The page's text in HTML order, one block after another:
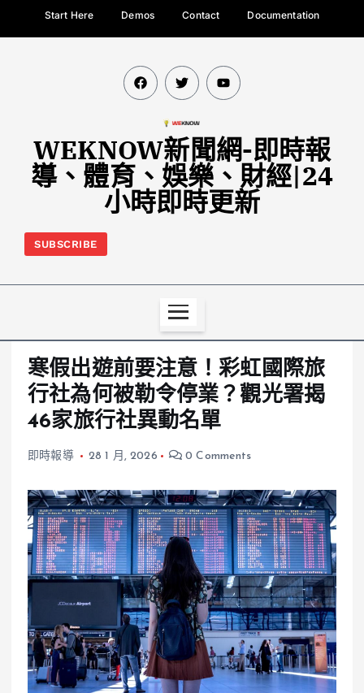
Start Here Demos Contact Documentation
WEKNOW新聞網-即時報
導、體育、娛樂、財經|24
小時即時更新
SUBSCRIBE
寒假出遊前要注意！彩虹國際旅
行社為何被勒令停業？觀光署揭
46家旅行社異動名單
即時報導 28 1 月, 2026 0 Comments